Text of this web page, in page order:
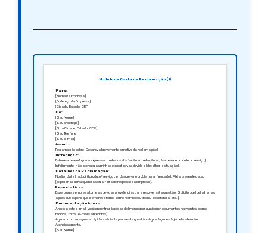
Modelo de Carta de Reclamação (1)
Para:
[Nome da Empresa]
[Endereço da Empresa]
[Cidade, Estado, CEP]
De:
[Seu Nome]
[Seu Endereço]
[Sua Cidade, Estado, CEP]
[Seu Telefone]
[Seu E-mail]
Assunto:
Reclamação sobre [Descreva brevemente o motivo da reclamação]
Introdução:
Estou escrevendo para expressar minha insatisfação em relação a [descrever o produto ou serviço].
Infelizmente, não atendeu às minhas expectativas devido a [detalhar a situação].
Detalhes da Reclamação:
No dia [data], adquiri [produto/serviço], e [descrever o problema enfrentado]. Até a presente data,
[explicar as consequências ou a falta de resposta da empresa].
Expectativas:
Espero que a empresa tome as devidas providências para resolver esta questão. Solicito que [detalhar as
ações que espera que a empresa tome, como reembolso, troca, assistência, etc.].
Documentação Anexa:
Anexo a este e-mail, você encontrará cópias de [mencionar quaisquer documentos relevantes, como
recibos, fotos, e-mails anteriores].
Aguardo uma resposta rápida e eficiente para esta questão. Agradeço desde já pela atenção.
Atenciosamente,
[Seu Nome]